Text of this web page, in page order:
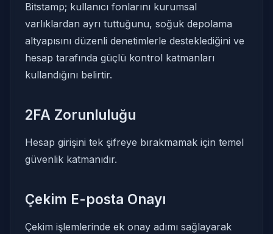
Bitstamp; kullanıcı fonlarını kurumsal
varlıklardan ayrı tuttuğunu, soğuk depolama
altyapısını düzenli denetimlerle desteklediğini ve
hesap tarafında güçlü kontrol katmanları
kullandığını belirtir.
2FA Zorunluluğu
Hesap girişini tek şifreye bırakmamak için temel
güvenlik katmanıdır.
Çekim E-posta Onayı
Çekim işlemlerinde ek onay adımı sağlayarak